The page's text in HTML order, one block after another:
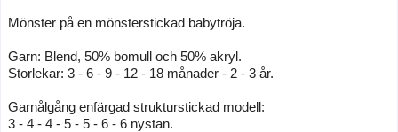
Mönster på en mönsterstickad babytröja.
Garn: Blend, 50% bomull och 50% akryl.
Storlekar: 3 - 6 - 9 - 12 - 18 månader - 2 - 3 år.
Garnålgång enfärgad strukturstickad modell:
3 - 4 - 4 - 5 - 5 - 6 - 6 nystan.